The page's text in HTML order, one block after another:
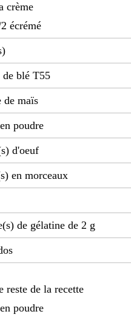
crème
écrémé
de blé T55
de maïs
poudre
d'oeuf
en morceaux
de gélatine de 2 g
reste de la recette
poudre